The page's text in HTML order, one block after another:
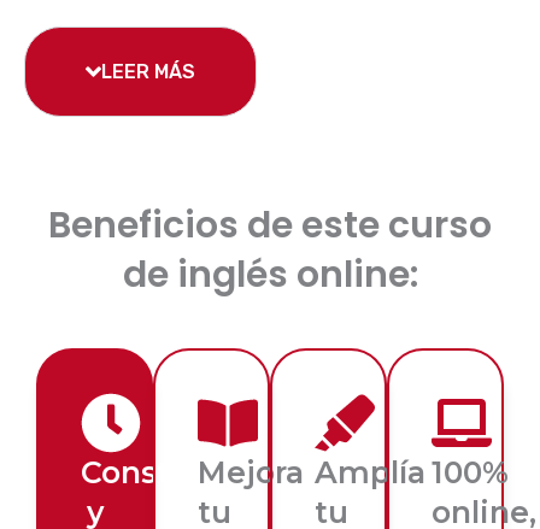
LEER MÁS
Beneficios de este curso
de inglés online:
Constante
y
Mejora
tu
Amplía
tu
100%
online,